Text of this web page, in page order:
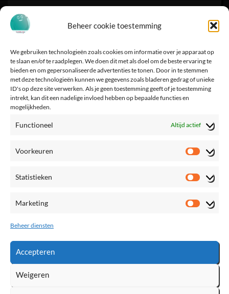
Beheer cookie toestemming
We gebruiken technologieën zoals cookies om informatie over je apparaat op
te slaan en/of te raadplegen. We doen dit met als doel om de beste ervaring te
bieden en om gepersonaliseerde advertenties te tonen. Door in te stemmen
met deze technologieën kunnen we gegevens zoals bladeren gedrag of unieke
ID's op deze site verwerken. Als je geen toestemming geeft of je toestemming
intrekt, kan dit een nadelige invloed hebben op bepaalde functies en
mogelijkheden.
Functioneel Altijd actief
Voorkeuren
Statistieken
Marketing
Beheer diensten
Accepteren
Weigeren